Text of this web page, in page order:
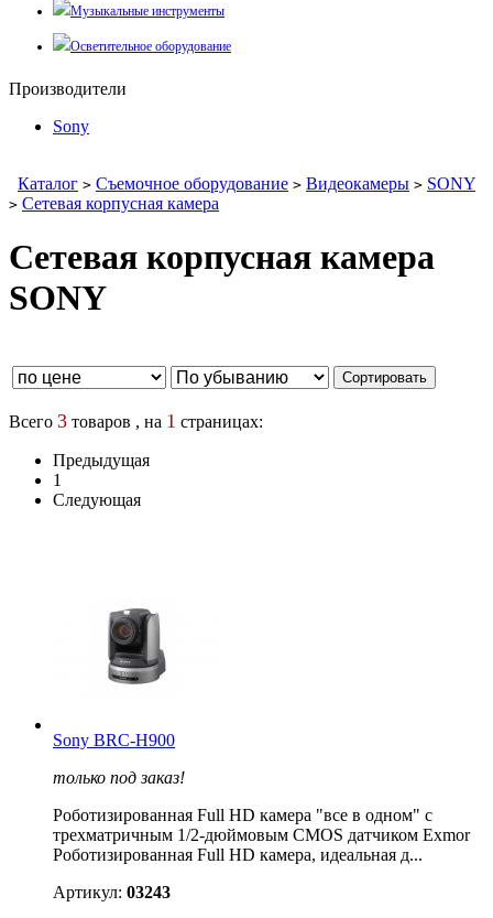
Музыкальные инструменты
Осветительное оборудование
Производители
Sony
Каталог > Съемочное оборудование > Видеокамеры > SONY
> Сетевая корпусная камера
Сетевая корпусная камера
SONY
Всего 3 товаров , на 1 страницах:
Предыдущая
1
Следующая
Sony BRC-H900
только под заказ!
Роботизированная Full HD камера "все в одном" с
трехматричным 1/2-дюймовым CMOS датчиком Exmor
Роботизированная Full HD камера, идеальная д...
Артикул: 03243